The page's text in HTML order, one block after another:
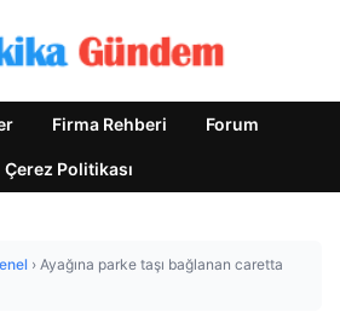
Firma Rehberi Forum
Çerez Politikası
› Ayağına parke taşı bağlanan caretta